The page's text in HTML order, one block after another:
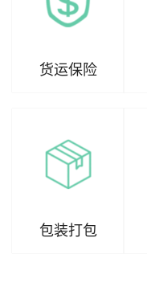
货运保险
包装打包